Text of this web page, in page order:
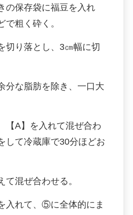
の保存袋に福豆を入れ
で粗く砕く。
切り落とし、3㎝幅に切
分な脂肪を除き、一口大
【A】を入れて混ぜ合わ
して冷蔵庫で30分ほどお
て混ぜ合わせる。
入れて、⑤に全体的にま